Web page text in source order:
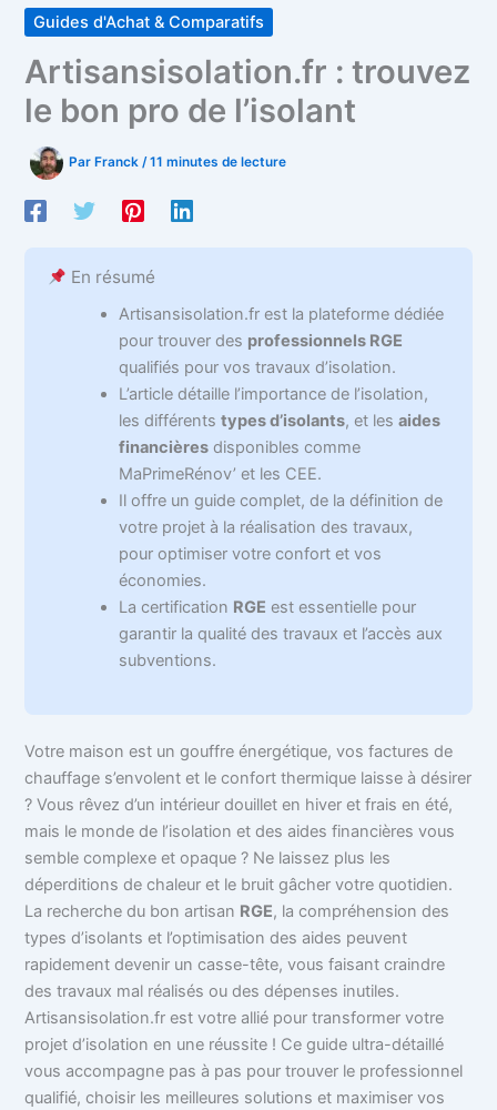
Guides d'Achat & Comparatifs
Artisansisolation.fr : trouvez
le bon pro de l’isolant
Par Franck/11 minutes de lecture
En résumé
Artisansisolation.fr est la plateforme dédiée
pour trouver des professionnels RGE
qualifiés pour vos travaux d’isolation.
L’article détaille l’importance de l’isolation,
les différents types d’isolants, et les aides
financièresdisponibles comme
MaPrimeRénov’ et les CEE.
Il offre un guide complet, de la définition de
votre projet à la réalisation des travaux,
pour optimiser votre confort et vos
économies.
La certification RGE est essentielle pour
garantir la qualité des travaux et l’accès aux
subventions.
Votre maison est un gouffre énergétique, vos factures de
chauffage s’envolent et le confort thermique laisse à désirer
? Vous rêvez d’un intérieur douillet en hiver et frais en été,
mais le monde de l’isolation et des aides financières vous
semble complexe et opaque ? Ne laissez plus les
déperditions de chaleur et le bruit gâcher votre quotidien.
La recherche du bon artisan RGE, la compréhension des
types d’isolants et l’optimisation des aides peuvent
rapidement devenir un casse-tête, vous faisant craindre
des travaux mal réalisés ou des dépenses inutiles.
Artisansisolation.fr est votre allié pour transformer votre
projet d’isolation en une réussite ! Ce guide ultra-détaillé
vous accompagne pas à pas pour trouver le professionnel
qualifié, choisir les meilleures solutions et maximiser vos